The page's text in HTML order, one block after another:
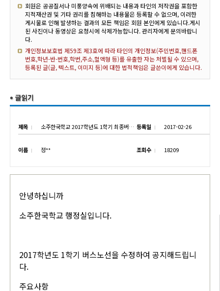
회원은 공공질서나 미풍양속에 위배되는 내용과 타인의 저작권을 포함한
지적재산권 및 기타 권리를 침해하는 내용물은 등록할 수 없으며, 이러한
게시물로 인해 발생하는 결과의 모든 책임은 회원 본인에게 있습니다.게시
된 사진이나 동영상은 요청시에 삭제가능합니다. 관리자에게 문의바랍니
다.
개인정보보호법 제59조 제3호에 따라 타인의 개인정보(주민번호,핸드폰
번호,학년-반-번호,학번,주소,혈액형 등)를 유출한 자는 처벌될 수 있으며,
등록된 글(글, 텍스트, 이미지 등)에 대한 법적책임은 글쓴이에게 있습니다.
제목 소주한국학교 2017학년도 1학기 최종버스노선(수정본) 등록일 2017-02-26
이름 정** 조회수 18209
안녕하십니까
소주한국학교 행정실입니다.
2017학년도 1학기 버스노선을 수정하여 공지해드립니
다.
주요사항